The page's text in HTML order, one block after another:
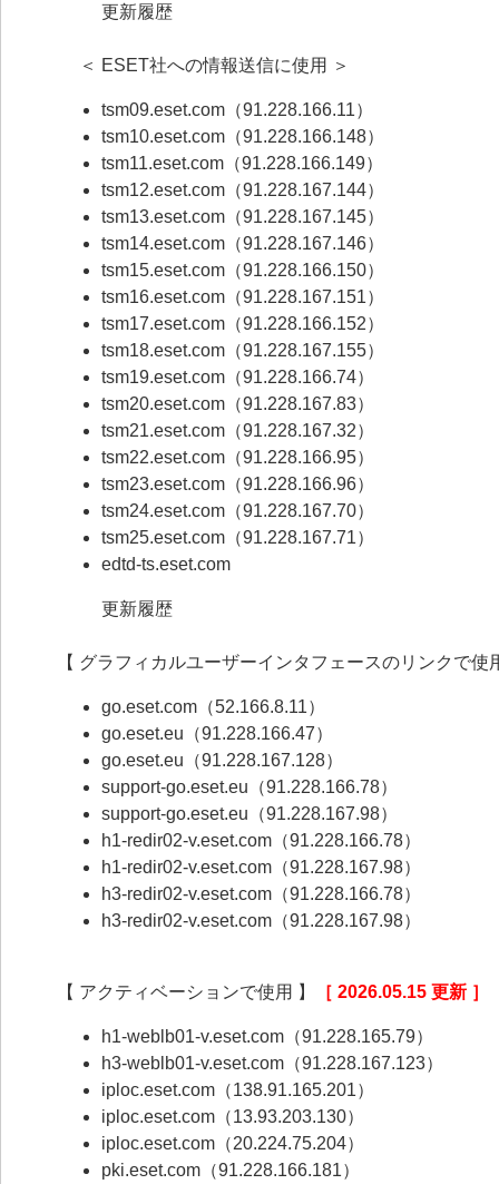
更新履歴
＜ ESET社への情報送信に使用 ＞
tsm09.eset.com（91.228.166.11）
tsm10.eset.com（91.228.166.148）
tsm11.eset.com（91.228.166.149）
tsm12.eset.com（91.228.167.144）
tsm13.eset.com（91.228.167.145）
tsm14.eset.com（91.228.167.146）
tsm15.eset.com（91.228.166.150）
tsm16.eset.com（91.228.167.151）
tsm17.eset.com（91.228.166.152）
tsm18.eset.com（91.228.167.155）
tsm19.eset.com（91.228.166.74）
tsm20.eset.com（91.228.167.83）
tsm21.eset.com（91.228.167.32）
tsm22.eset.com（91.228.166.95）
tsm23.eset.com（91.228.166.96）
tsm24.eset.com（91.228.167.70）
tsm25.eset.com（91.228.167.71）
edtd-ts.eset.com
更新履歴
【 グラフィカルユーザーインタフェースのリンクで使
go.eset.com（52.166.8.11）
go.eset.eu（91.228.166.47）
go.eset.eu（91.228.167.128）
support-go.eset.eu（91.228.166.78）
support-go.eset.eu（91.228.167.98）
h1-redir02-v.eset.com（91.228.166.78）
h1-redir02-v.eset.com（91.228.167.98）
h3-redir02-v.eset.com（91.228.166.78）
h3-redir02-v.eset.com（91.228.167.98）
【 アクティベーションで使用 】 ［ 2026.05.15 更新 ］
h1-weblb01-v.eset.com（91.228.165.79）
h3-weblb01-v.eset.com（91.228.167.123）
iploc.eset.com（138.91.165.201）
iploc.eset.com（13.93.203.130）
iploc.eset.com（20.224.75.204）
pki.eset.com（91.228.166.181）